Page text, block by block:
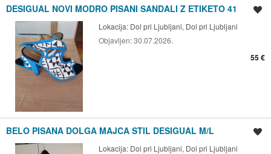
DESIGUAL NOVI MODRO PISANI SANDALI Z ETIKETO 41
Lokacija: Dol pri Ljubljani, Dol pri Ljubljani
Objavljen:30.07.2026.
55 €
BELO PISANA DOLGA MAJCA STIL DESIGUAL M/L
Lokacija: Dol pri Ljubljani, Dol pri Ljubljani